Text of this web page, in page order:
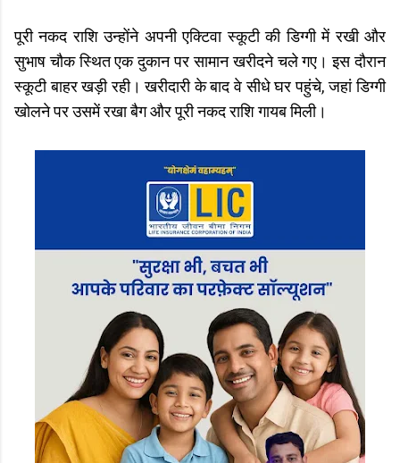
पूरी नकद राशि उन्होंने अपनी एक्टिवा स्कूटी की डिग्गी में रखी और
सुभाष चौक स्थित एक दुकान पर सामान खरीदने चले गए। इस दौरान
स्कूटी बाहर खड़ी रही। खरीदारी के बाद वे सीधे घर पहुंचे, जहां डिग्गी
खोलने पर उसमें रखा बैग और पूरी नकद राशि गायब मिली।